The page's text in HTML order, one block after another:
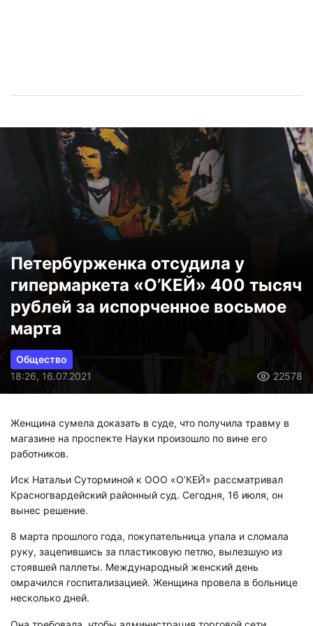
Петербурженка отсудила у
гипермаркета «О’КЕЙ» 400 тысяч
рублей за испорченное восьмое
марта
Общество
18:26, 16.07.2021
22578
Женщина сумела доказать в суде, что получила травму в
магазине на проспекте Науки произошло по вине его
работников.
Иск Натальи Суторминой к ООО «О’КЕЙ» рассматривал
Красногвардейский районный суд. Сегодня, 16 июля, он
вынес решение.
8 марта прошлого года, покупательница упала и сломала
руку, зацепившись за пластиковую петлю, вылезшую из
стоявшей паллеты. Международный женский день
омрачился госпитализацией. Женщина провела в больнице
несколько дней.